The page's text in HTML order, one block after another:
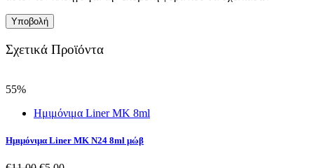
Σχετικά Προϊόντα
55%
Ημιμόνιμα Liner ΜΚ 8ml
Ημιμόνιμα Liner ΜΚ Ν24 8ml μώβ